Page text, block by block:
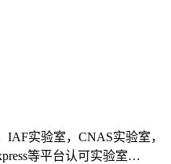
IAF实验室，CNAS实验室，
等平台认可实验室…